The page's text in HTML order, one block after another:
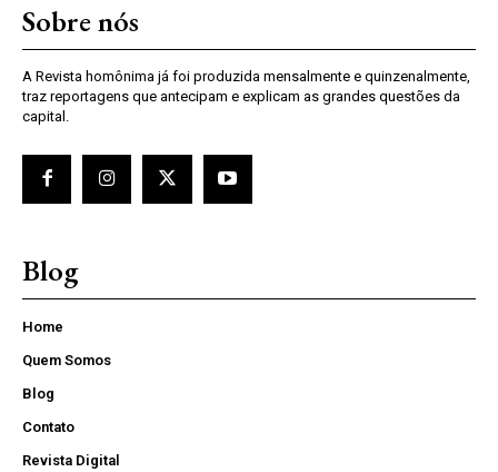
Sobre nós
A Revista homônima já foi produzida mensalmente e quinzenalmente,
traz reportagens que antecipam e explicam as grandes questões da
capital.
Blog
Home
Quem Somos
Blog
Contato
Revista Digital